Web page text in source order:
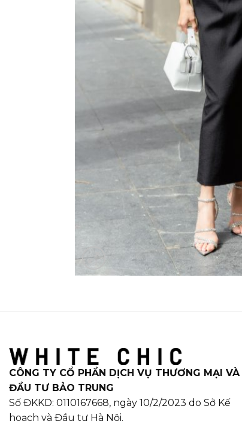
CÔNG TY CỔ PHẦN DỊCH VỤ THƯƠNG MẠI VÀ
ĐẦU TƯ BẢO TRUNG
Số ĐKKD: 0110167668, ngày 10/2/2023 do Sở Kế
hoạch và Đầu tư Hà Nội.